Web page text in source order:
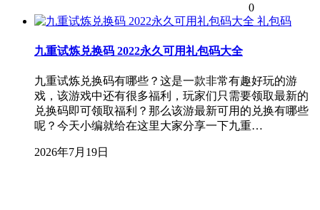
0
礼包码
九重试炼兑换码 2022永久可用礼包码大全
九重试炼兑换码有哪些？这是一款非常有趣好玩的游
戏，该游戏中还有很多福利，玩家们只需要领取最新的
兑换码即可领取福利？那么该游最新可用的兑换有哪些
呢？今天小编就给在这里大家分享一下九重…
2026年7月19日